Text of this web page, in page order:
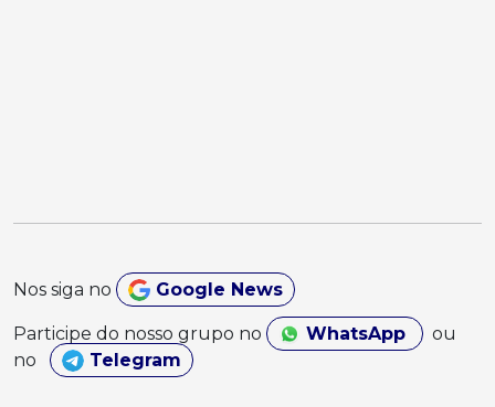
Nos siga no Google News
Participe do nosso grupo no WhatsApp
ou
no
Telegram